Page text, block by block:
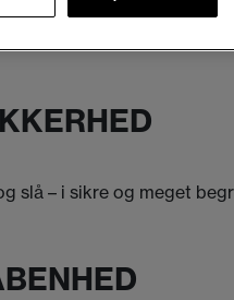
med at få mest muligt
slå – i sikre og meget